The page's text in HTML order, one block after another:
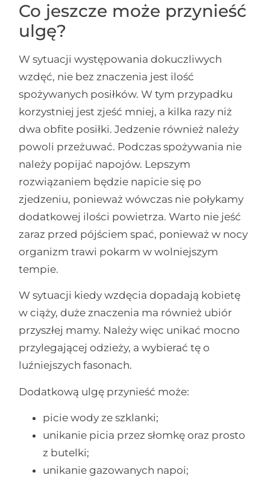
Co jeszcze może przynieść
ulgę?
W sytuacji występowania dokuczliwych
wzdęć, nie bez znaczenia jest ilość
spożywanych posiłków. W tym przypadku
korzystniej jest zjeść mniej, a kilka razy niż
dwa obfite posiłki. Jedzenie również należy
powoli przeżuwać. Podczas spożywania nie
należy popijać napojów. Lepszym
rozwiązaniem będzie napicie się po
zjedzeniu, ponieważ wówczas nie połykamy
dodatkowej ilości powietrza. Warto nie jeść
zaraz przed pójściem spać, ponieważ w nocy
organizm trawi pokarm w wolniejszym
tempie.
W sytuacji kiedy wzdęcia dopadają kobietę
w ciąży, duże znaczenia ma również ubiór
przyszłej mamy. Należy więc unikać mocno
przylegającej odzieży, a wybierać tę o
luźniejszych fasonach.
Dodatkową ulgę przynieść może:
picie wody ze szklanki;
unikanie picia przez słomkę oraz prosto
z butelki;
unikanie gazowanych napoi;